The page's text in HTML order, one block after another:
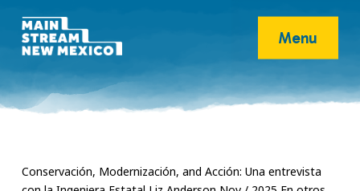
Menu
Conservación, Modernización, and Acción: Una entrevista